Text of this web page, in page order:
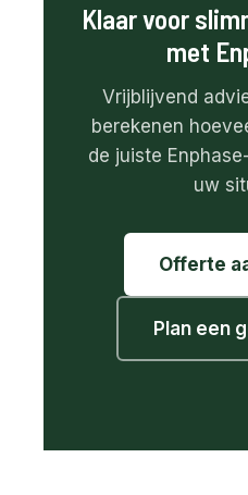
Klaar voor
met
Vrijblijvend
berekenen
de juiste
uw
Offerte
Plan een